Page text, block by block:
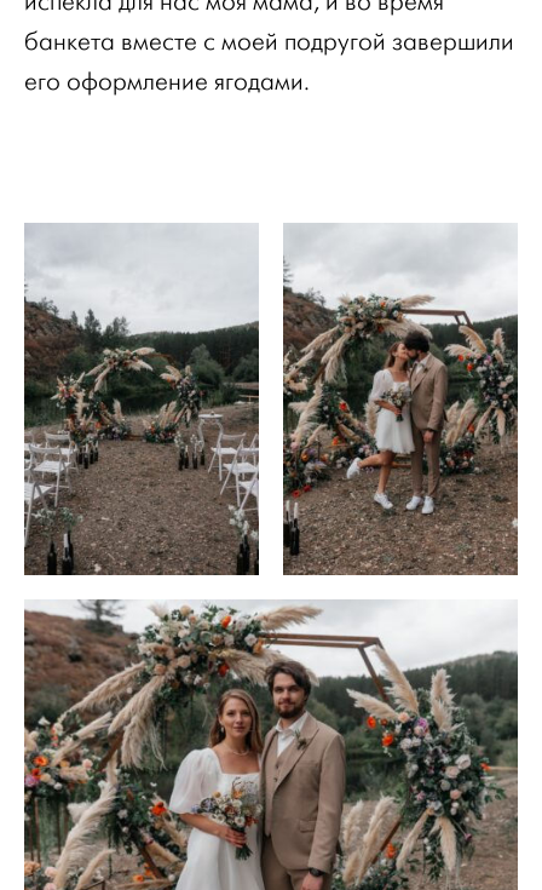
банкета вместе с моей подругой завершили
его оформление ягодами.